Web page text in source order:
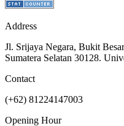
Address
Jl. Srijaya Negara, Bukit
Sumatera Selatan 30128.
Contact
(+62) 81224147003
Opening Hour